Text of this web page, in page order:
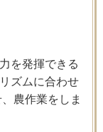
を発揮できる
ズムに合わせ
農作業をしま